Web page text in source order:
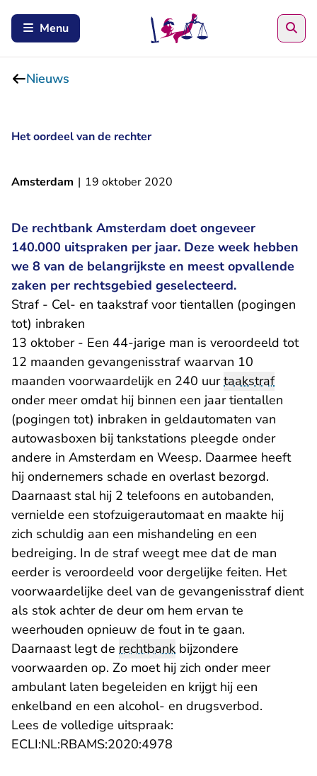
Menu
Nieuws
Het oordeel van de rechter
Amsterdam | 19 oktober 2020
De rechtbank Amsterdam doet ongeveer
140.000 uitspraken per jaar. Deze week hebben
we 8 van de belangrijkste en meest opvallende
zaken per rechtsgebied geselecteerd.
Straf - Cel- en taakstraf voor tientallen (pogingen
tot) inbraken
13 oktober - Een 44-jarige man is veroordeeld tot
12 maanden gevangenisstraf waarvan 10
maanden voorwaardelijk en 240 uurtaakstraf
onder meer omdat hij binnen een jaar tientallen
(pogingen tot) inbraken in geldautomaten van
autowasboxen bij tankstations pleegde onder
andere in Amsterdam en Weesp. Daarmee heeft
hij ondernemers schade en overlast bezorgd.
Daarnaast stal hij 2 telefoons en autobanden,
vernielde een stofzuigerautomaat en maakte hij
zich schuldig aan een mishandeling en een
bedreiging. In de straf weegt mee dat de man
eerder is veroordeeld voor dergelijke feiten. Het
voorwaardelijke deel van de gevangenisstraf dient
als stok achter de deur om hem ervan te
weerhouden opnieuw de fout in te gaan.
Daarnaast legt de rechtbank bijzondere
voorwaarden op. Zo moet hij zich onder meer
ambulant laten begeleiden en krijgt hij een
enkelband en een alcohol- en drugsverbod.
Lees de volledige uitspraak:
ECLI:NL:RBAMS:2020:4978